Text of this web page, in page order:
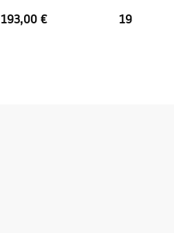
193,00 € 198,00 €